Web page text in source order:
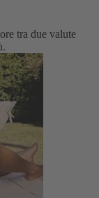
tra due valute